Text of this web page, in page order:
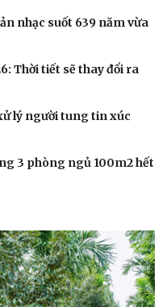
nhạc suốt 639 năm vừa
Thời tiết sẽ thay đổi ra
lý người tung tin xúc
3 phòng ngủ 100m2 hết